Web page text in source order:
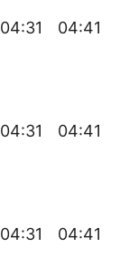
04:31 04:41
04:31 04:41
04:31 04:41